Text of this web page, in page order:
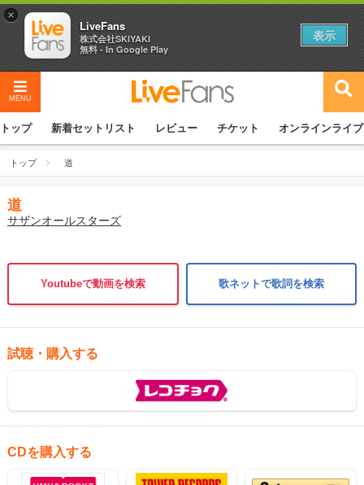
MENU
トップ 新着セットリスト レビュー チケット オンラインライブ
トップ 道
道
サザンオールスターズ
Youtubeで動画を検索 歌ネットで歌詞を検索
試聴・購入する
CDを購入する
×
LiveFans
株式会社SKIYAKI
無料 - In Google Play
表示